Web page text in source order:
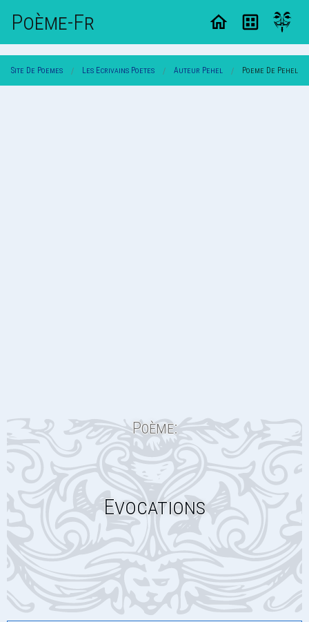
Poème-Fr
Site De Poemes Les Ecrivains Poetes Auteur Pehel Poeme De Pehel
Poème:
Evocations